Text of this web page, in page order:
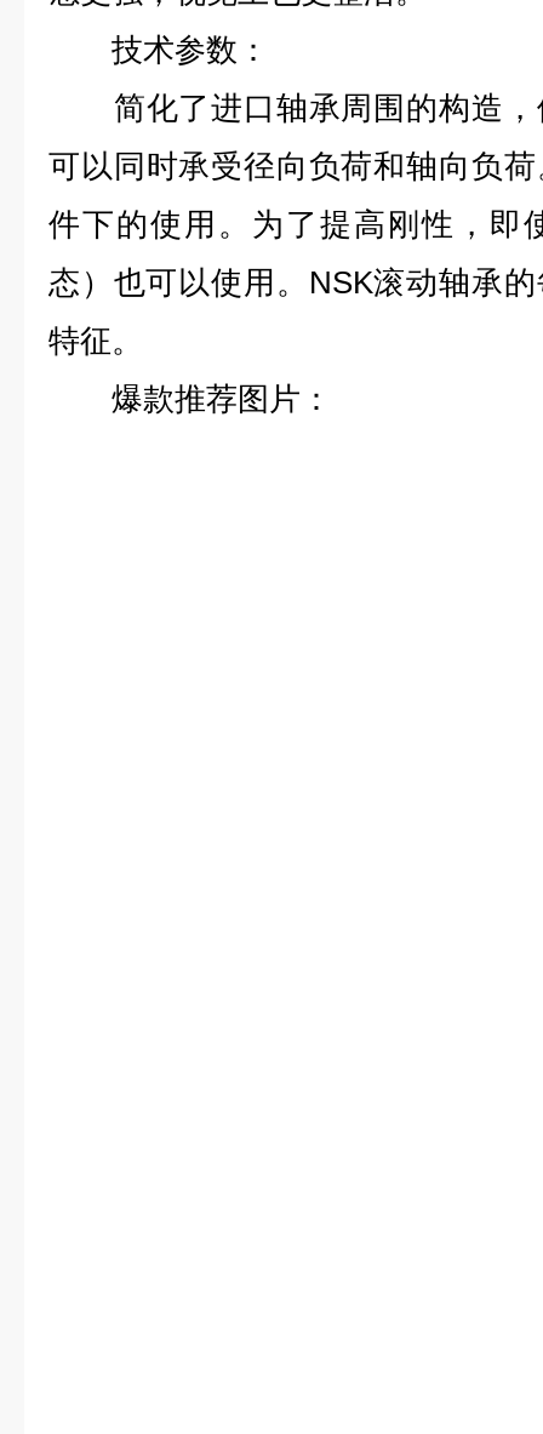
技术参数：
简化了进口轴承周围的构造，
可以同时承受径向负荷和轴向负
件下的使用。为了提高刚性，即
态）也可以使用。NSK滚动轴承
特征。
爆款推荐图片：